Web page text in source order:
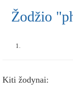
Žodžio
Kiti žodynai: